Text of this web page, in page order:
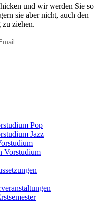
und wir werden Sie so
sie aber nicht, auch den
ziehen.
Pop
Jazz
Vorstudium